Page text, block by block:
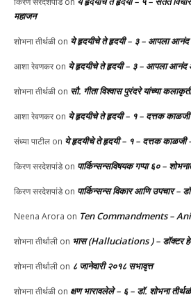
महाजन
शोभना तीर्थळी on ये हृदयीचे ते हृदयी – ३ – आपला आनंद
आशा रेवणकरon ये हृदयीचे ते हृदयी – ३ – आपला आनंद
शोभना तीर्थळी on सौ. गीता विश्वास पुरंदरे यांच्या
आशा रेवणकरon ये हृदयीचे ते हृदयी – १ – दत्तक
संध्या पाटील on ये हृदयीचे ते हृदयी – १ – दत्तक
किरण सरदेशपांडेon पार्किन्सन्सविषयक गप्पा ६० –
किरण सरदेशपांडेon पार्किन्सन्स विकार आणि उपचार –
Neena Arora on Ten Commandments –
शोभना तीर्थाली on भास (Halluciations ) – डॉक्टर
शोभना तीर्थाली on ८ जानेवारी २०१८ सभावृत्त
शोभना तीर्थळी on क्षण भारावलेले – ६ – डॉ. शोभना